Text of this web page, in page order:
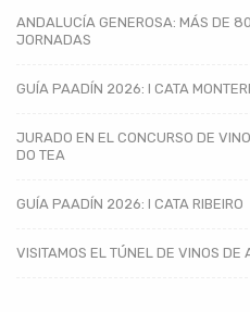
ANDALUCÍA GENEROSA: MÁS DE
JORNADAS
GUÍA PAADÍN 2026: I CATA
JURADO EN EL CONCURSO DE
DO TEA
GUÍA PAADÍN 2026: I CATA RIBEIRO
VISITAMOS EL TÚNEL DE VINOS DE